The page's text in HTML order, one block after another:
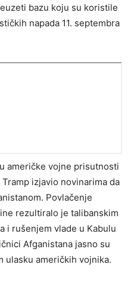
bazu koju su koristile
napada 11. septembra
američke vojne prisutnosti
izjavio novinarima da
Povlačenje
rezultiralo je talibanskim
i rušenjem vlade u Kabulu
Afganistana jasno su
ulasku američkih vojnika.